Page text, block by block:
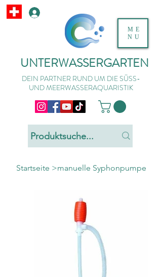
UNTERWASSERGARTEN
DEIN PARTNER RUND UM DIE SÜSS-
UND MEERWASSERAQUARISTIK
ME
NU
Startseite >manuelle Syphonpumpe